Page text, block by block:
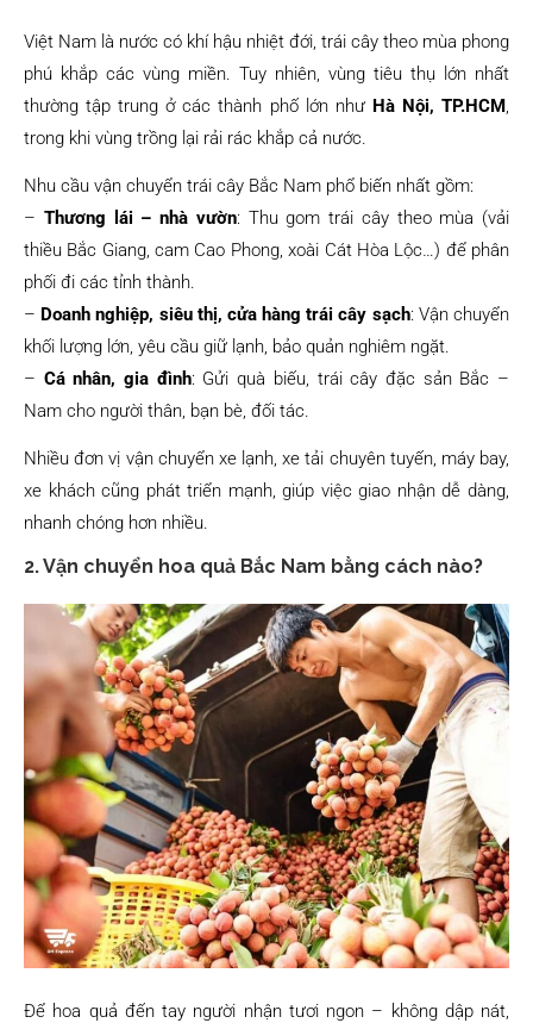
Việt Nam là nước có khí hậu nhiệt đới, trái cây theo mùa phong
phú khắp các vùng miền. Tuy nhiên, vùng tiêu thụ lớn nhất
thường tập trung ở các thành phố lớn như Hà Nội, TP.HCM
trong khi vùng trồng lại rải rác khắp cả nước.
Nhu cầu vận chuyển trái cây Bắc Nam phổ biến nhất gồm:
– Thương lái – nhà vườn: Thu gom trái cây theo mùa (vải
thiều Bắc Giang, cam Cao Phong, xoài Cát Hòa Lộc…) để phân
phối đi các tỉnh thành.
– Doanh nghiệp, siêu thị, cửa hàng trái cây sạch: Vận chuyển
khối lượng lớn, yêu cầu giữ lạnh, bảo quản nghiêm ngặt.
– Cá nhân, gia đình: Gửi quà biếu, trái cây đặc sản Bắc –
Nam cho người thân, bạn bè, đối tác.
Nhiều đơn vị vận chuyển xe lạnh, xe tải chuyên tuyến, máy bay,
xe khách cũng phát triển mạnh, giúp việc giao nhận dễ dàng,
nhanh chóng hơn nhiều.
2. Vận chuyển hoa quả Bắc Nam bằng cách nào?
Để hoa quả đến tay người nhận tươi ngon – không dập nát,